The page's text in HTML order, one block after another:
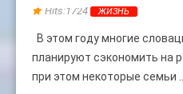
Hits:1724 ЖИЗНЬ
В этом году многие
планируют сэкономить на
при этом некоторые семьи